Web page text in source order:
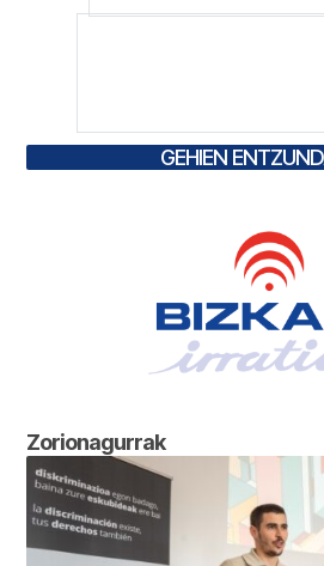
GEHIEN
Zorionagurrak